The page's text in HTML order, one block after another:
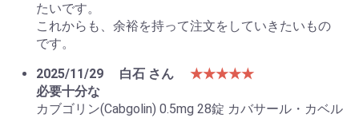
お買い物を続ける
たいです。
これからも、余裕を持って注文をしていきたいもの
です。
2025/11/29
白石 さん
★★★★★
必要十分な
カブゴリン(Cabgolin) 0.5mg 28錠 カバサール・カベル